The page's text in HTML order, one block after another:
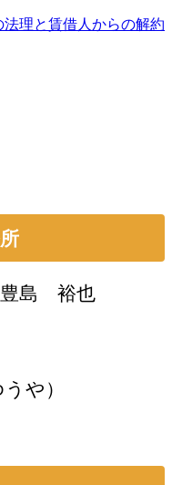
理と賃借人からの解約
や）